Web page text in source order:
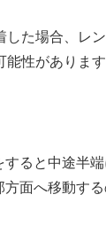
した場合、レ
性があります
ると中途半
面へ移動す